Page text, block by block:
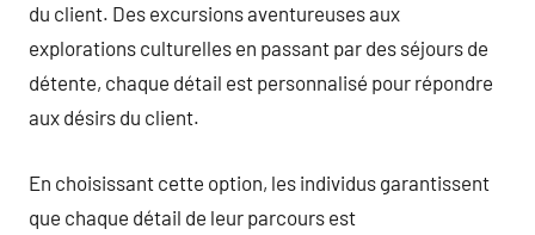
du client. Des excursions aventureuses aux
explorations culturelles en passant par des séjours de
détente, chaque détail est personnalisé pour répondre
aux désirs du client.
En choisissant cette option, les individus garantissent
que chaque détail de leur parcours est